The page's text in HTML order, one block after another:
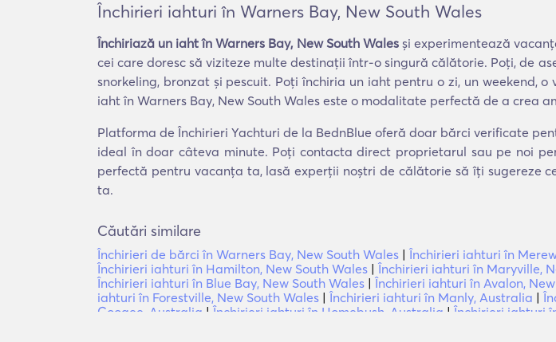
Închirieri iahturi în Warners Bay, New South Wales
Închiriază un iaht în Warners Bay, New South Walesși experimentează
cei care doresc să viziteze multe destinații într-o singură călătorie. Poți, de
snorkeling, bronzat și pescuit. Poți închiria un iaht pentru o zi, un weekend,
iaht în Warners Bay, New South Wales este o modalitate perfectă de a crea
Platforma de Închirieri Yachturi de la BednBlue oferă doar bărci verificate
ideal în doar câteva minute. Poți contacta direct proprietarul sau pe noi
perfectă pentru vacanța ta, lasă experții noștri de călătorie să îți sugereze
ta.
Căutări similare
Închirieri de bărci în Warners Bay, New South Wales | Închirieri iahturi în
Închirieri iahturi în Hamilton, New South Wales | Închirieri iahturi în Maryville,
Închirieri iahturi în Blue Bay, New South Wales | Închirieri iahturi în Avalon,
iahturi în Forestville, New South Wales | Închirieri iahturi în Manly, Australia |
Coogee, Australia | Închirieri iahturi în Homebush, Australia | Închirieri iahturi